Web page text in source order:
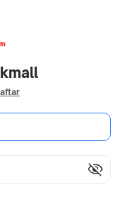
visibility_off